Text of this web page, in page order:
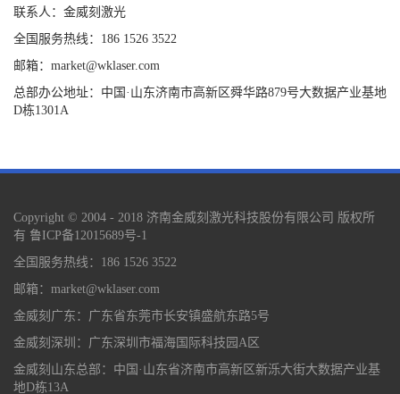
联系人：金威刻激光
全国服务热线：186 1526 3522
邮箱：market@wklaser.com
总部办公地址：中国·山东济南市高新区舜华路879号大数据产业基地
D栋1301A
Copyright © 2004 - 2018 济南金威刻激光科技股份有限公司 版权所
有 鲁ICP备12015689号-1
全国服务热线：186 1526 3522
邮箱：market@wklaser.com
金威刻广东：广东省东莞市长安镇盛航东路5号
金威刻深圳：广东深圳市福海国际科技园A区
金威刻山东总部：中国·山东省济南市高新区新泺大街大数据产业基
地D栋13A